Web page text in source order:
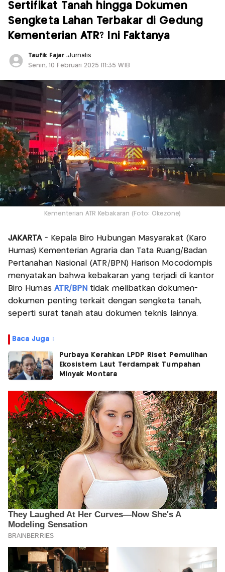
Sertifikat Tanah hingga Dokumen
Sengketa Lahan Terbakar di Gedung
Kementerian ATR? Ini Faktanya
Taufik Fajar ,Jurnalis
Senin, 10 Februari 2025 |11:35 WIB
Kementerian ATR Kebakaran (Foto: Okezone)
JAKARTA- Kepala Biro Hubungan Masyarakat (Karo
Humas) Kementerian Agraria dan Tata Ruang/Badan
Pertanahan Nasional (ATR/BPN) Harison Mocodompis
menyatakan bahwa kebakaran yang terjadi di kantor
Biro Humas ATR/BPN tidak melibatkan dokumen-
dokumen penting terkait dengan sengketa tanah,
seperti surat tanah atau dokumen teknis lainnya.
Baca Juga :
Purbaya Kerahkan LPDP Riset Pemulihan
Ekosistem Laut Terdampak Tumpahan
Minyak Montara